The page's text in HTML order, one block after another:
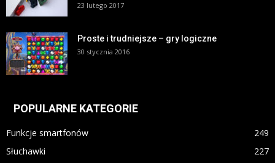
23 lutego 2017
Proste i trudniejsze – gry logiczne
30 stycznia 2016
POPULARNE KATEGORIE
Funkcje smartfonów
249
Słuchawki
227